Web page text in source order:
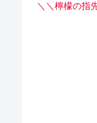
＼＼檸檬の指